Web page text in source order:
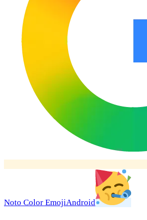
Noto Color EmojiAndroid